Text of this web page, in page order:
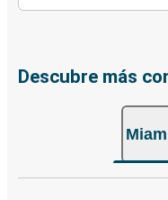
Descubre más